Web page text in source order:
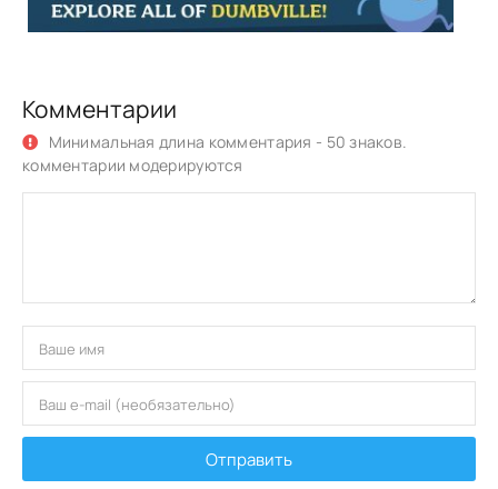
Комментарии
Минимальная длина комментария - 50 знаков.
комментарии модерируются
Отправить